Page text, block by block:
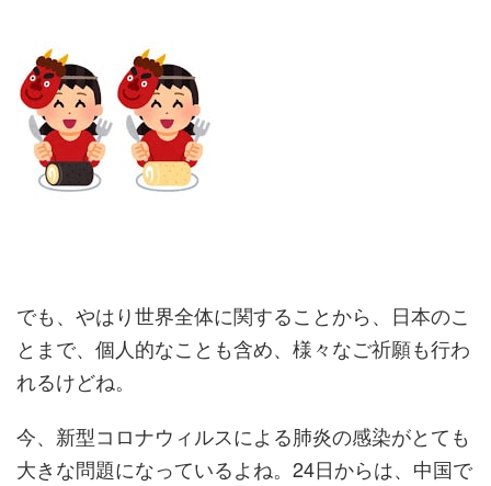
でも、やはり世界全体に関することから、日本のこ
とまで、個人的なことも含め、様々なご祈願も行わ
れるけどね。
今、新型コロナウィルスによる肺炎の感染がとても
大きな問題になっているよね。24日からは、中国で